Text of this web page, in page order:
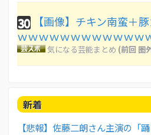
30
【画像】チキン南蛮＋
ｗｗｗｗｗｗｗｗｗｗｗｗ
気になる芸能まとめ (前回 圏
新着
【悲報】佐藤二朗さん主演の「